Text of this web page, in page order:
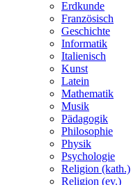
Erdkunde
Französisch
Geschichte
Informatik
Italienisch
Kunst
Latein
Mathematik
Musik
Pädagogik
Philosophie
Physik
Psychologie
Religion (kath.)
Religion (ev.)